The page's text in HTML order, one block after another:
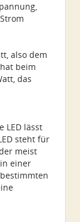
also dem
beim
das
LED lässt
steht für
meist
einer